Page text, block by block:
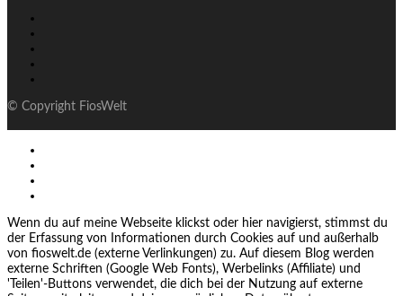
© Copyright FiosWelt
Wenn du auf meine Webseite klickst oder hier navigierst, stimmst du
der Erfassung von Informationen durch Cookies auf und außerhalb
von fioswelt.de (externe Verlinkungen) zu. Auf diesem Blog werden
externe Schriften (Google Web Fonts), Werbelinks (Affiliate) und
'Teilen'-Buttons verwendet, die dich bei der Nutzung auf externe